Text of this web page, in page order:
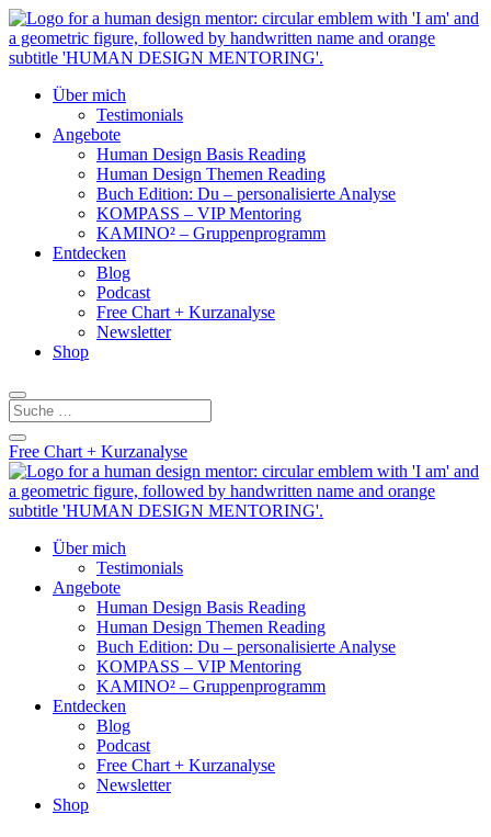
Über mich
Testimonials
Angebote
Human Design Basis Reading
Human Design Themen Reading
Buch Edition: Du – personalisierte Analyse
KOMPASS – VIP Mentoring
KAMINO² – Gruppenprogramm
Entdecken
Blog
Podcast
Free Chart + Kurzanalyse
Newsletter
Shop
Free Chart + Kurzanalyse
Über mich
Testimonials
Angebote
Human Design Basis Reading
Human Design Themen Reading
Buch Edition: Du – personalisierte Analyse
KOMPASS – VIP Mentoring
KAMINO² – Gruppenprogramm
Entdecken
Blog
Podcast
Free Chart + Kurzanalyse
Newsletter
Shop